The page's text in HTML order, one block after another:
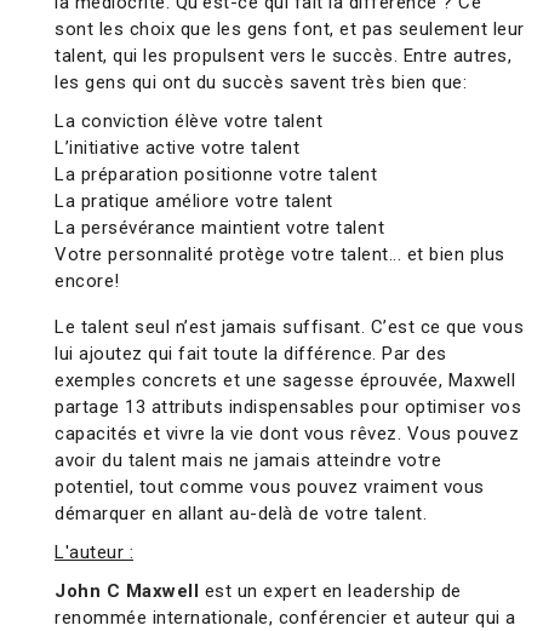
sont les choix que les gens font, et pas seulement leur
talent, qui les propulsent vers le succès. Entre autres,
les gens qui ont du succès savent très bien que:
La conviction élève votre talent
L’initiative active votre talent
La préparation positionne votre talent
La pratique améliore votre talent
La persévérance maintient votre talent
Votre personnalité protège votre talent... et bien plus
encore!
Le talent seul n’est jamais suffisant. C’est ce que vous
lui ajoutez qui fait toute la différence. Par des
exemples concrets et une sagesse éprouvée, Maxwell
partage 13 attributs indispensables pour optimiser vos
capacités et vivre la vie dont vous rêvez. Vous pouvez
avoir du talent mais ne jamais atteindre votre
potentiel, tout comme vous pouvez vraiment vous
démarquer en allant au-delà de votre talent.
L'auteur :
John C Maxwell est un expert en leadership de
renommée internationale, conférencier et auteur qui a